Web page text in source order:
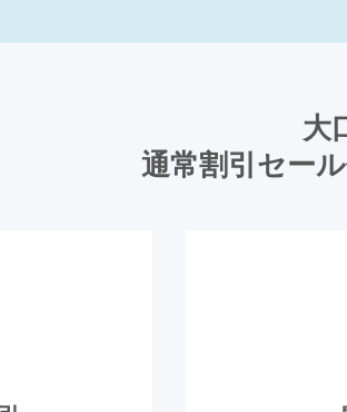
大
通常割引セー